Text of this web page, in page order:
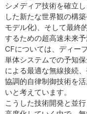
シメディア技術を確立
した新たな世界観の構
モデル化)、そして最終
するための超高速未来
CFについては、ディー
単体システムでの予知
による最適な無線接続
協調的自律制御技術を
いと考えています。
こうした技術開発と並